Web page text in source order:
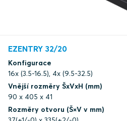
EZENTRY 32/20
Konfigurace
16x (3.5-16.5), 4x (9.5-32.5)
Vnější rozměry ŠxVxH (mm)
90 x 405 x 41
Rozměry otvoru (Š×V v mm)